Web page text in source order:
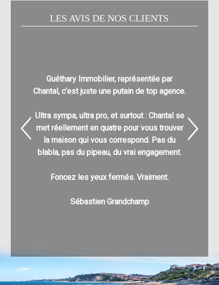
LES AVIS DE NOS CLIENTS
Guéthary Immobilier, représentée par
Chantal, c’est juste une putain de top agence.
Ultra sympa, ultra pro, et surtout : Chantal se
met réellement en quatre pour vous trouver
la maison qui vous correspond. Pas du
blabla, pas du pipeau, du vrai engagement.
Foncez les yeux fermés. Vraiment.
Sébastien Grandchamp